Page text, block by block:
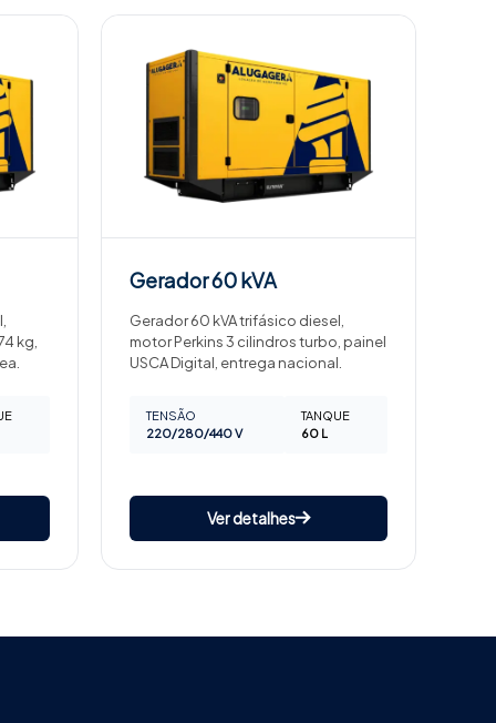
kg,
Gerador60 kVA
Gerador 60 kVA trifásico diesel,
motor Perkins 3 cilindros turbo, painel
USCA Digital, entrega nacional.
TENSÃO
220/280/440 V
TANQUE
60 L
Ver detalhes